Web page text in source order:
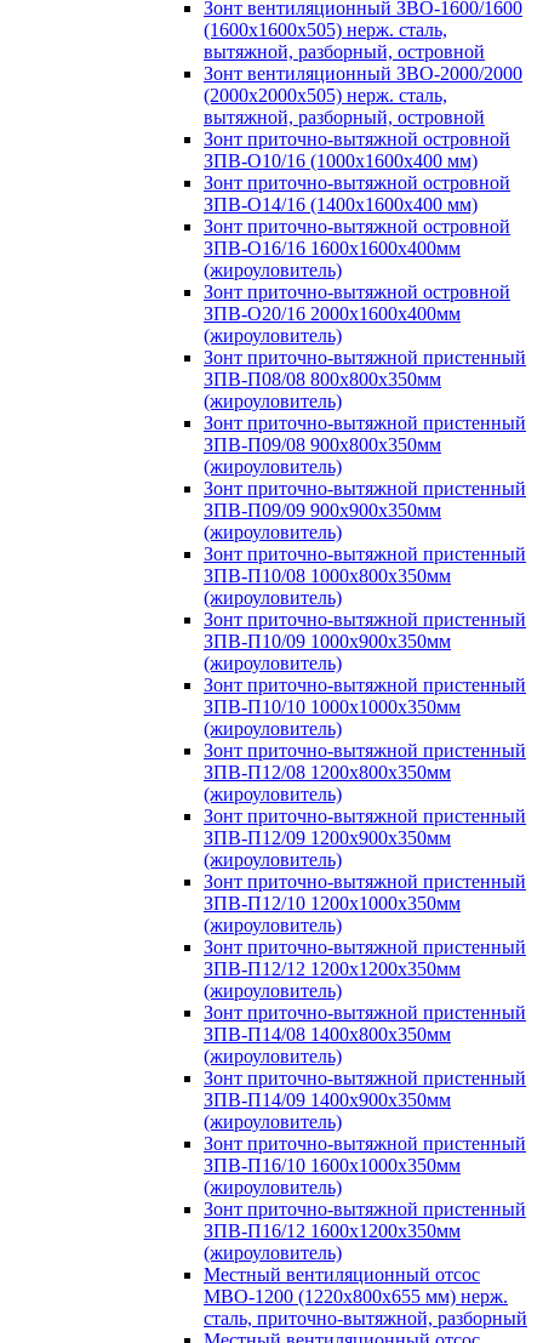
Зонт вентиляционный ЗВО-1600/1600
(1600х1600х505) нерж. сталь,
вытяжной, разборный, островной
Зонт вентиляционный ЗВО-2000/2000
(2000х2000х505) нерж. сталь,
вытяжной, разборный, островной
Зонт приточно-вытяжной островной
ЗПВ-О10/16 (1000х1600х400 мм)
Зонт приточно-вытяжной островной
ЗПВ-О14/16 (1400х1600х400 мм)
Зонт приточно-вытяжной островной
ЗПВ-О16/16 1600х1600х400мм
(жироуловитель)
Зонт приточно-вытяжной островной
ЗПВ-О20/16 2000х1600х400мм
(жироуловитель)
Зонт приточно-вытяжной пристенный
ЗПВ-П08/08 800х800х350мм
(жироуловитель)
Зонт приточно-вытяжной пристенный
ЗПВ-П09/08 900х800х350мм
(жироуловитель)
Зонт приточно-вытяжной пристенный
ЗПВ-П09/09 900х900х350мм
(жироуловитель)
Зонт приточно-вытяжной пристенный
ЗПВ-П10/08 1000х800х350мм
(жироуловитель)
Зонт приточно-вытяжной пристенный
ЗПВ-П10/09 1000х900х350мм
(жироуловитель)
Зонт приточно-вытяжной пристенный
ЗПВ-П10/10 1000х1000х350мм
(жироуловитель)
Зонт приточно-вытяжной пристенный
ЗПВ-П12/08 1200х800х350мм
(жироуловитель)
Зонт приточно-вытяжной пристенный
ЗПВ-П12/09 1200х900х350мм
(жироуловитель)
Зонт приточно-вытяжной пристенный
ЗПВ-П12/10 1200х1000х350мм
(жироуловитель)
Зонт приточно-вытяжной пристенный
ЗПВ-П12/12 1200х1200х350мм
(жироуловитель)
Зонт приточно-вытяжной пристенный
ЗПВ-П14/08 1400х800х350мм
(жироуловитель)
Зонт приточно-вытяжной пристенный
ЗПВ-П14/09 1400х900х350мм
(жироуловитель)
Зонт приточно-вытяжной пристенный
ЗПВ-П16/10 1600х1000х350мм
(жироуловитель)
Зонт приточно-вытяжной пристенный
ЗПВ-П16/12 1600х1200х350мм
(жироуловитель)
Местный вентиляционный отсос
МВО-1200 (1220х800х655 мм) нерж.
сталь, приточно-вытяжной, разборный